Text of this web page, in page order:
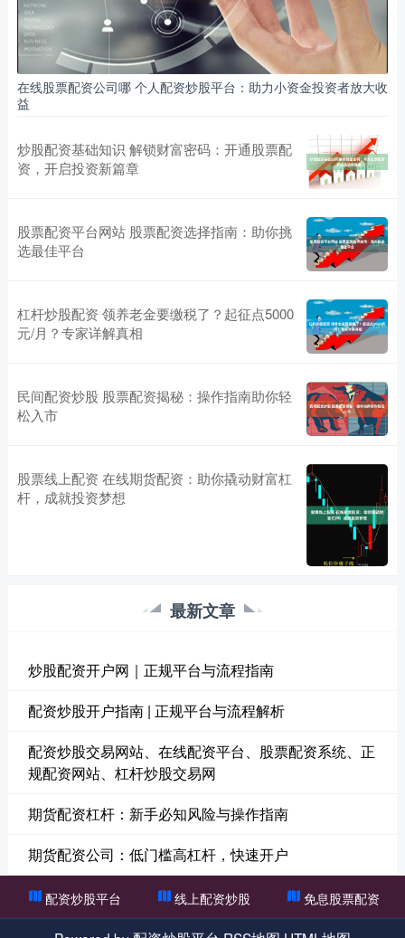
在线股票配资公司哪 个人配资炒股平台：助力小资金投资者放大收
益
炒股配资基础知识 解锁财富密码：开通股票配
资，开启投资新篇章
股票配资平台网站 股票配资选择指南：助你挑
选最佳平台
杠杆炒股配资 领养老金要缴税了？起征点5000
元/月？专家详解真相
民间配资炒股 股票配资揭秘：操作指南助你轻
松入市
股票线上配资 在线期货配资：助你撬动财富杠
杆，成就投资梦想
最新文章
炒股配资开户网｜正规平台与流程指南
配资炒股开户指南 | 正规平台与流程解析
配资炒股交易网站、在线配资平台、股票配资系统、正
规配资网站、杠杆炒股交易网
期货配资杠杆：新手必知风险与操作指南
期货配资公司：低门槛高杠杆，快速开户
配资炒股平台 线上配资炒股 免息股票配资